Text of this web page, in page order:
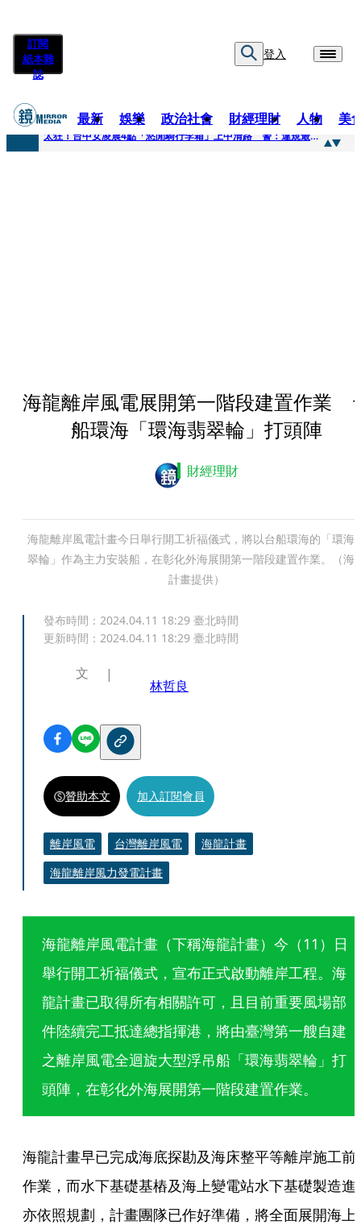
訂閱
紙本雜
誌
登入
最新 娛樂 政治社會 財經理財 人物 美
快訊
太狂！台中女凌晨4點「悠閒騎行李箱」上中清路 警：違規最高罰3600
海龍離岸風電展開第一階段建置作業
船環海「環海翡翠輪」打頭陣
財經理財
海龍離岸風電計畫今日舉行開工祈福儀式，將以台船環海的「環海
翠輪」作為主力安裝船，在彰化外海展開第一階段建置作業。（海
計畫提供）
發布時間： 2024.04.11 18:29 臺北時間
更新時間： 2024.04.11 18:29 臺北時間
文
林哲良
贊助本文 加入訂閱會員
離岸風電 台灣離岸風電
海龍計畫
海龍離岸風力發電計畫
海龍離岸風電計畫（下稱海龍計畫）今（11）日
舉行開工祈福儀式，宣布正式啟動離岸工程。海
龍計畫已取得所有相關許可，且目前重要風場部
件陸續完工抵達總指揮港，將由臺灣第一艘自建
之離岸風電全迴旋大型浮吊船「環海翡翠輪」打
頭陣，在彰化外海展開第一階段建置作業。
海龍計畫早已完成海底探勘及海床整平等離岸施工前
作業，而水下基礎基樁及海上變電站水下基礎製造進
亦依照規劃，計畫團隊已作好準備，將全面展開海上